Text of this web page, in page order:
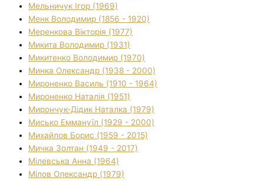
Мельничук Ігор (1969)
Менк Володимир (1856 - 1920)
Меренкова Вікторія (1977)
Микита Володимир (1931)
Микитенко Володимир (1970)
Минка Олександр (1938 - 2000)
Мироненко Василь (1910 - 1964)
Мироненко Наталія (1951)
Мирончук-Дідик Наталка (1979)
Мисько Еммануїл (1929 - 2000)
Михайлов Борис (1959 - 2015)
Мичка Золтан (1949 - 2017)
Мілевська Анна (1964)
Мілов Олександр (1979)